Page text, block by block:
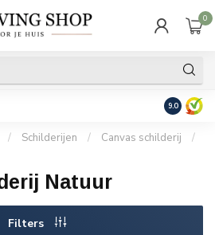
0
Achteraf
9.0
/ Schilderijen / Canvas schilderij
/
Natuur
Filters